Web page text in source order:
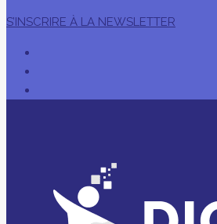
S’INSCRIRE À LA NEWSLETTER